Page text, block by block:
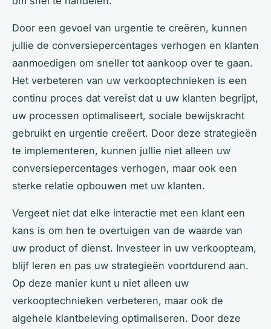
Door een gevoel van urgentie te creëren, kunnen
jullie de conversiepercentages verhogen en klanten
aanmoedigen om sneller tot aankoop over te gaan.
Het verbeteren van uw verkooptechnieken is een
continu proces dat vereist dat u uw klanten begrijpt,
uw processen optimaliseert, sociale bewijskracht
gebruikt en urgentie creëert. Door deze strategieën
te implementeren, kunnen jullie niet alleen uw
conversiepercentages verhogen, maar ook een
sterke relatie opbouwen met uw klanten.
Vergeet niet dat elke interactie met een klant een
kans is om hen te overtuigen van de waarde van
uw product of dienst. Investeer in uw verkoopteam,
blijf leren en pas uw strategieën voortdurend aan.
Op deze manier kunt u niet alleen uw
verkooptechnieken verbeteren, maar ook de
algehele klantbeleving optimaliseren. Door deze